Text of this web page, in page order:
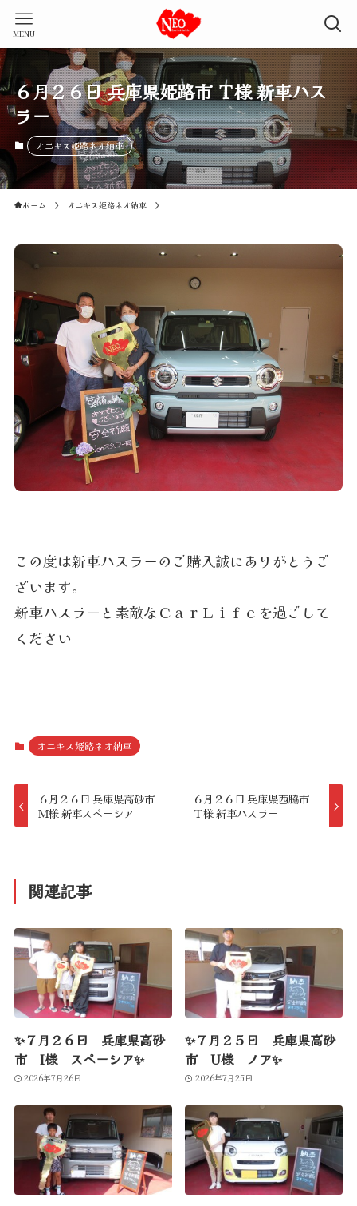
MENU
６月２６日 兵庫県姫路市 Ｔ様 新車ハス
ラー
オニキス姫路ネオ納車
ホーム オニキス姫路ネオ納車
この度は新車ハスラーのご購入誠にありがとうご
ざいます。
新車ハスラーと素敵なＣａｒＬｉｆｅを過ごして
ください
オニキス姫路ネオ納車
６月２６日 兵庫県高砂市
Ｍ様 新車スペーシア
６月２６日 兵庫県西脇市
Ｔ様 新車ハスラー
関連記事
✨７月２６日 兵庫県高砂
市 I様 スペーシア✨
2026年7月26日
✨７月２５日 兵庫県高砂
市 U様 ノア✨
2026年7月25日